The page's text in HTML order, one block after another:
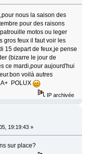
nous la saison des
pour des raisons
motos ou leger
gros feux il faut voir les
15 depart de feux,je pense
(bizarre le jour de
ce mardi,pour aujourd'hui
voilà autres
POLUX
IP archivée
19:19:43 »
sur place?